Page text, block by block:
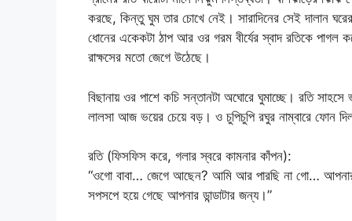
করছে, কিন্তু ঘুম তার চোখে নেই। সারাদিনের সেই দালান
ধোনের একেকটা ঠাপ আর ওর গরম বীর্যের স্বাদ রতিকে পাগল
রাক্ষসের মতো জেগে উঠেছে।
বিছানায় ওর পাশে কচি সন্তানটা অঘোরে ঘুমাচ্ছে। রতি
লালসা আজ ভয়ের চেয়ে বড়। ও চুপিচুপি রঘুর নাম্বারে
রতি (ফিসফিস করে, গলার স্বরে কামনার কাঁপন):
“ওগো বাবা… জেগে আছেন? আমি আর পারছি না গো… আপনার
সপসপে হয়ে গেছে আপনার ডান্ডাটার জন্য।”